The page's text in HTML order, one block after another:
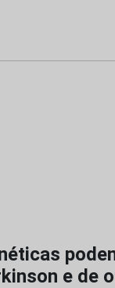
e de